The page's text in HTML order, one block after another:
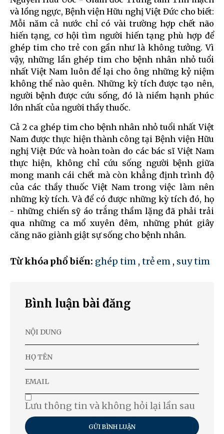
và lồng ngực, Bệnh viện Hữu nghị Việt Đức cho biết:
Mỗi năm cả nước chỉ có vài trường hợp chết não
hiến tạng, cơ hội tìm người hiến tạng phù hợp để
ghép tim cho trẻ con gần như là không tưởng. Vì
vậy, những lần ghép tim cho bệnh nhân nhỏ tuổi
nhất Việt Nam luôn để lại cho ông những kỷ niệm
không thể nào quên. Những kỳ tích được tạo nên,
người bệnh được cứu sống, đó là niềm hạnh phúc
lớn nhất của người thầy thuốc.
Cả 2 ca ghép tim cho bệnh nhân nhỏ tuổi nhất Việt
Nam được thực hiện thành công tại Bệnh viện Hữu
nghị Việt Đức và hoàn toàn do các bác sĩ Việt Nam
thực hiện, không chỉ cứu sống người bệnh giữa
mong manh cái chết mà còn khẳng định trình độ
của các thầy thuốc Việt Nam trong việc làm nên
những kỳ tích. Và để có được những kỳ tích đó, họ
- những chiến sỹ áo trắng thầm lặng đã phải trải
qua những ca mổ xuyên đêm, những phút giây
căng não giành giật sự sống cho bệnh nhân.
Từ khóa phổ biến: ghép tim , trẻ em , suy tim
Bình luận bài đăng
Lưu thông tin và không hỏi lại lần sau
GỬI BÌNH LUẬN